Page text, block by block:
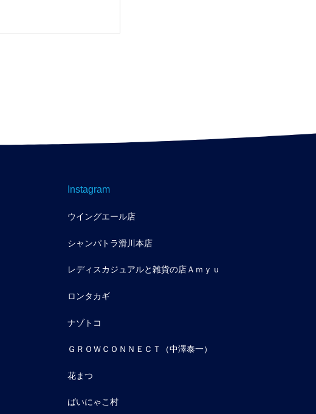
Instagram
ウイングエール店
シャンパトラ滑川本店
レディスカジュアルと雑貨の店Ａｍｙｕ
ロンタカギ
ナゾトコ
ＧＲＯＷＣＯＮＮＥＣＴ（中澤泰一）
花まつ
ばいにゃこ村